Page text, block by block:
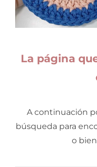
La página
A continuación
búsqueda para
o